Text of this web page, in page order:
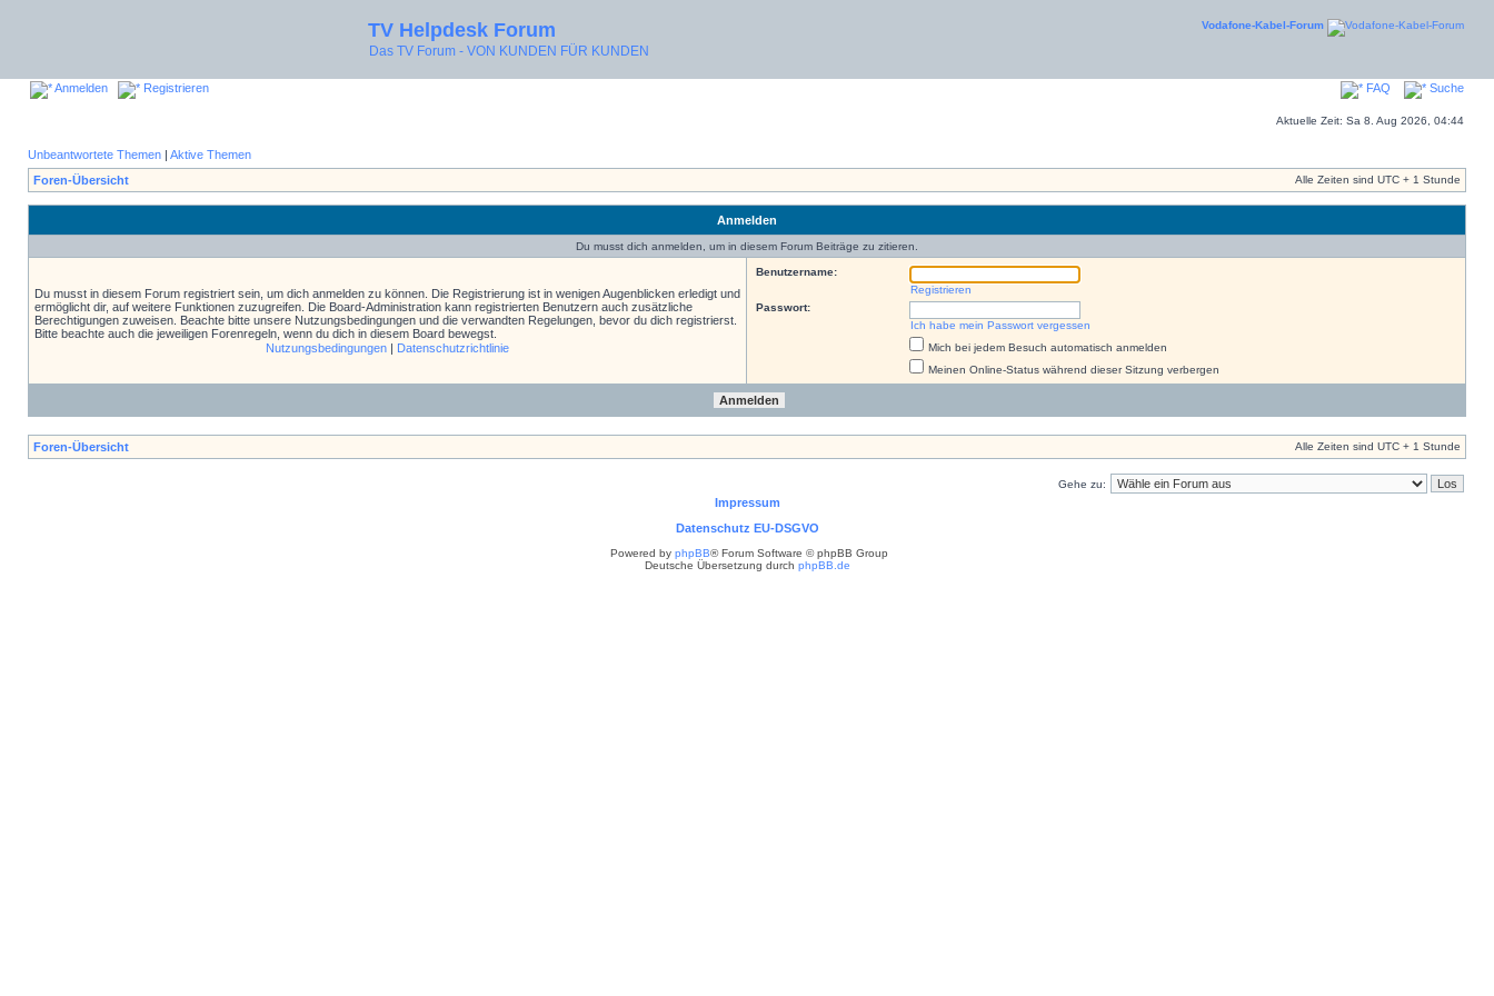
TV Helpdesk Forum
Das TV Forum - VON KUNDEN FÜR KUNDEN
Vodafone-Kabel-Forum
Anmelden Registrieren FAQ Suche
Aktuelle Zeit: Sa 8. Aug 2026, 04:44
Unbeantwortete Themen | Aktive Themen
Foren-Übersicht
Alle Zeiten sind UTC + 1 Stunde
Anmelden
Du musst dich anmelden, um in diesem Forum Beiträge zu zitieren.
Du musst in diesem Forum registriert sein, um dich anmelden zu können. Die Registrierung ist in wenigen Augenblicken erledigt und
ermöglicht dir, auf weitere Funktionen zuzugreifen. Die Board-Administration kann registrierten Benutzern auch zusätzliche
Berechtigungen zuweisen. Beachte bitte unsere Nutzungsbedingungen und die verwandten Regelungen, bevor du dich registrierst.
Bitte beachte auch die jeweiligen Forenregeln, wenn du dich in diesem Board bewegst.
Nutzungsbedingungen | Datenschutzrichtlinie
Benutzername:
Registrieren
Passwort:
Ich habe mein Passwort vergessen
Mich bei jedem Besuch automatisch anmelden
Meinen Online-Status während dieser Sitzung verbergen
Foren-Übersicht Alle Zeiten sind UTC + 1 Stunde
Gehe zu:
Impressum
Datenschutz EU-DSGVO
Powered by phpBB® Forum Software © phpBB Group
Deutsche Übersetzung durch phpBB.de